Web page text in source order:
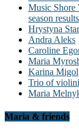
Music Shore
season results
Hrystyna
Andra Aleks
Caroline
Maria
Karina Migol
Trio of
Maria
Maria & friends